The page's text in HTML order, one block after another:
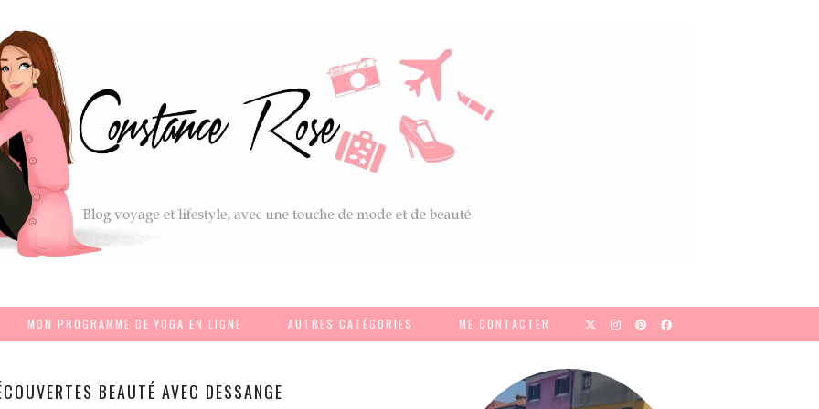
MON PROGRAMME DE YOGA EN LIGNE AUTRES CATÉGORIES ME CONTACTER
BEAUTÉ AVEC DESSANGE